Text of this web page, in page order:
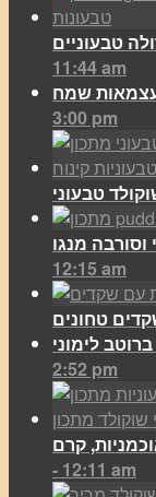
טבעוניים
11:44 am
3:00 pm
טבעוני
12:15 am
2:52 pm
- 12:11 am